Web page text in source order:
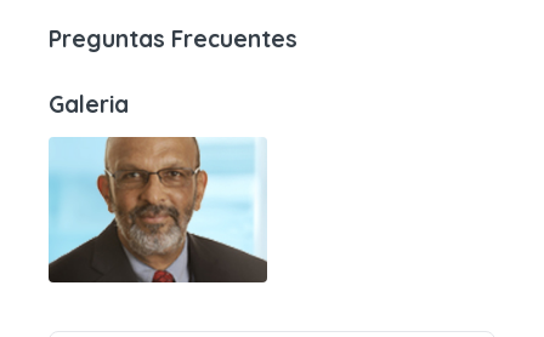
Preguntas Frecuentes
Galeria